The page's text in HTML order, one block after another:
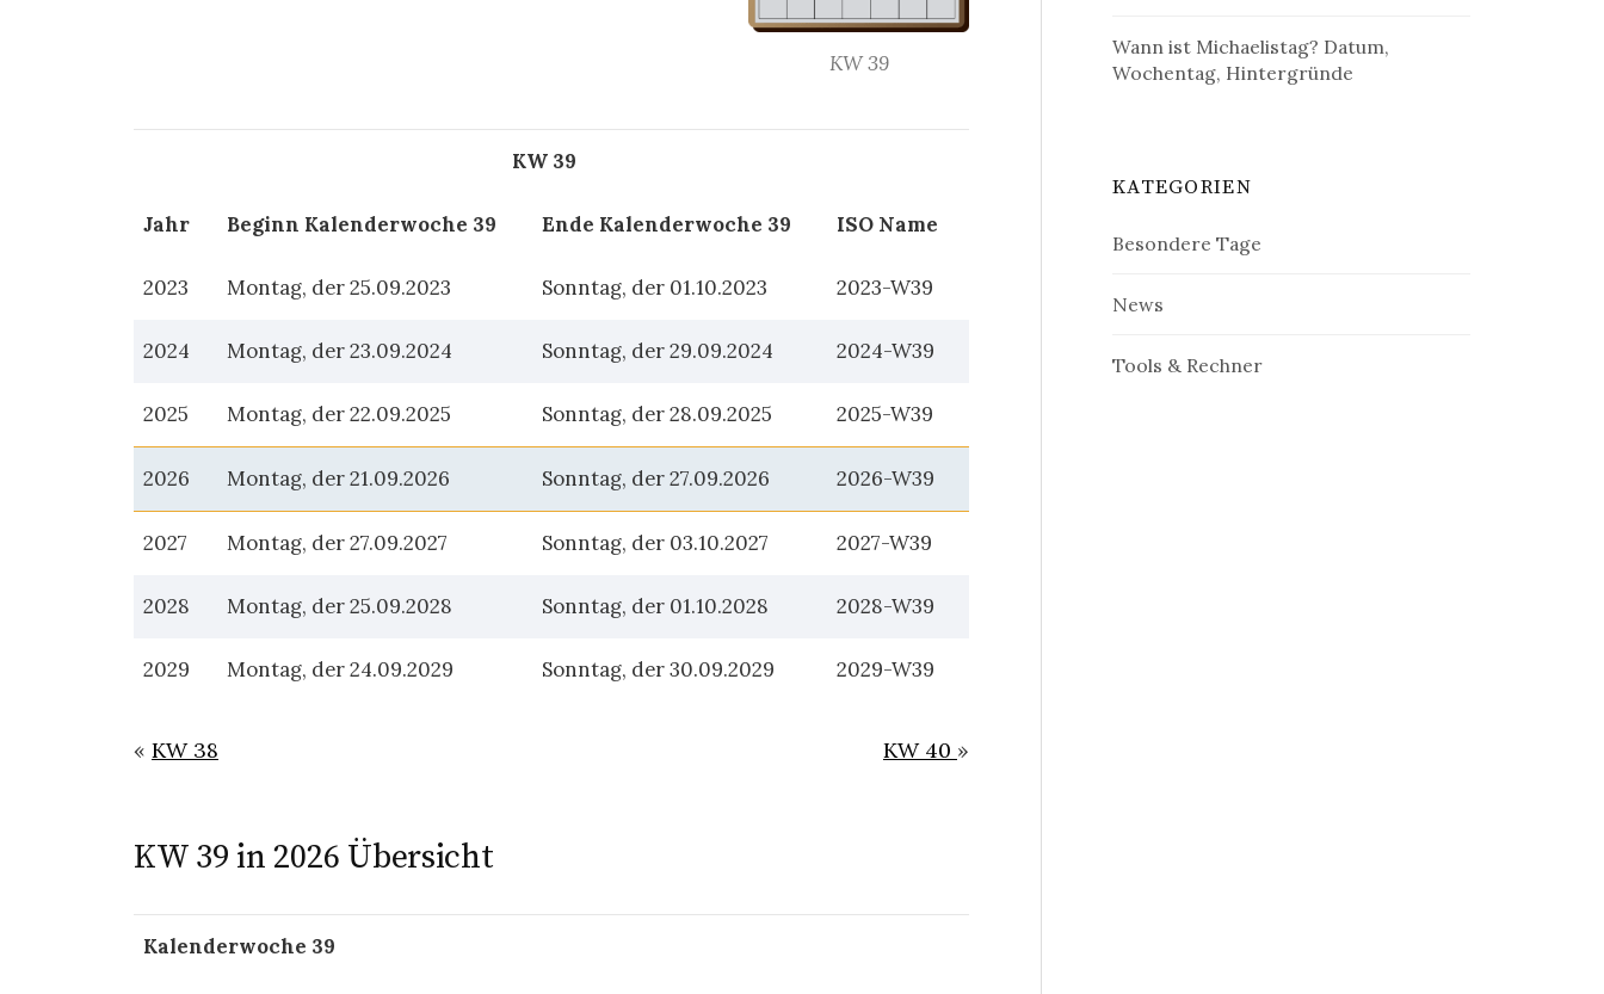
KW 39
KW 39
Jahr Beginn Kalenderwoche 39 Ende Kalenderwoche 39 ISO Name
2023 Montag, der 25.09.2023 Sonntag, der 01.10.2023 2023-W39
2024 Montag, der 23.09.2024 Sonntag, der 29.09.2024 2024-W39
2025 Montag, der 22.09.2025 Sonntag, der 28.09.2025 2025-W39
2026 Montag, der 21.09.2026 Sonntag, der 27.09.2026 2026-W39
2027 Montag, der 27.09.2027 Sonntag, der 03.10.2027 2027-W39
2028 Montag, der 25.09.2028 Sonntag, der 01.10.2028 2028-W39
2029 Montag, der 24.09.2029 Sonntag, der 30.09.2029 2029-W39
« KW 38 KW 40 »
KW 39 in 2026 Übersicht
Kalenderwoche 39
Wann ist Michaelistag? Datum,
Wochentag, Hintergründe
KATEGORIEN
Besondere Tage
News
Tools & Rechner